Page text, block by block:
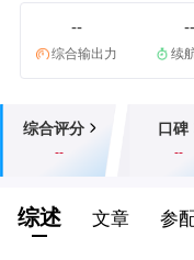
--
综合输出力
--
续
综合评分
--
口碑
--
综述 文章 参